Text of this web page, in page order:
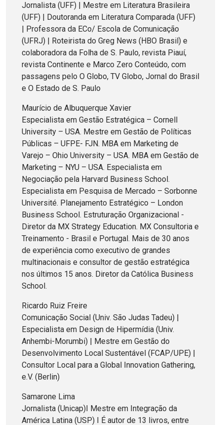
Jornalista (UFF) | Mestre em Literatura Brasileira
(UFF) | Doutoranda em Literatura Comparada (UFF)
| Professora da ECo/ Escola de Comunicação
(UFRJ) | Roteirista do Greg News (HBO Brasil) e
colaboradora da Folha de S. Paulo, revista Piauí,
revista Continente e Marco Zero Conteúdo, com
passagens pelo O Globo, TV Globo, Jornal do Brasil
e O Estado de S. Paulo
Maurício de Albuquerque Xavier
Especialista em Gestão Estratégica – Cornell
University – USA. Mestre em Gestão de Políticas
Públicas – UFPE- FJN. MBA em Marketing de
Varejo – Ohio University – USA. MBA em Gestão de
Marketing – NYU – USA. Especialista em
Negociação pela Harvard Business School.
Especialista em Pesquisa de Mercado – Sorbonne
Université. Planejamento Estratégico – London
Business School. Estruturação Organizacional -
Diretor da MX Strategy Education. MX Consultoria e
Treinamento - Brasil e Portugal. Mais de 30 anos
de experiência como executivo de grandes
multinacionais e consultor de gestão estratégica
nos últimos 15 anos. Diretor da Católica Business
School.
Ricardo Ruiz Freire
Comunicação Social (Univ. São Judas Tadeu) |
Especialista em Design de Hipermídia (Univ.
Anhembi-Morumbi) | Mestre em Gestão do
Desenvolvimento Local Sustentável (FCAP/UPE) |
Consultor Local para a Global Innovation Gathering,
e.V. (Berlin)
Samarone Lima
Jornalista (Unicap)I Mestre em Integração da
América Latina (USP) I É autor de 13 livros, entre